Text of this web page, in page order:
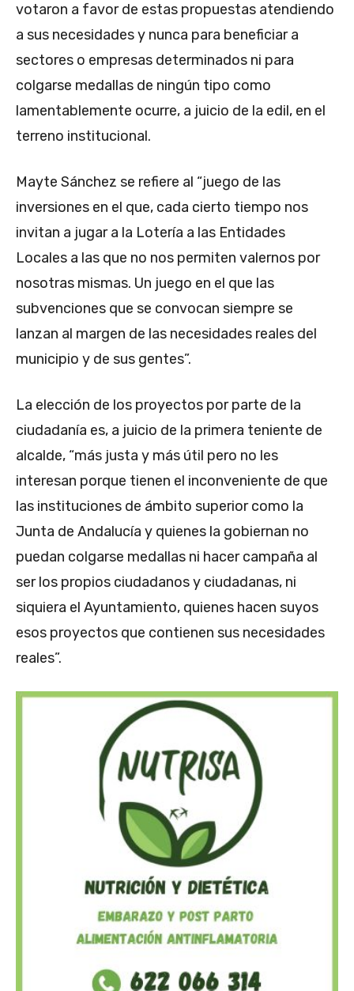
votaron a favor de estas propuestas atendiendo
a sus necesidades y nunca para beneficiar a
sectores o empresas determinados ni para
colgarse medallas de ningún tipo como
lamentablemente ocurre, a juicio de la edil, en el
terreno institucional.
Mayte Sánchez se refiere al “juego de las
inversiones en el que, cada cierto tiempo nos
invitan a jugar a la Lotería a las Entidades
Locales a las que no nos permiten valernos por
nosotras mismas. Un juego en el que las
subvenciones que se convocan siempre se
lanzan al margen de las necesidades reales del
municipio y de sus gentes”.
La elección de los proyectos por parte de la
ciudadanía es, a juicio de la primera teniente de
alcalde, “más justa y más útil pero no les
interesan porque tienen el inconveniente de que
las instituciones de ámbito superior como la
Junta de Andalucía y quienes la gobiernan no
puedan colgarse medallas ni hacer campaña al
ser los propios ciudadanos y ciudadanas, ni
siquiera el Ayuntamiento, quienes hacen suyos
esos proyectos que contienen sus necesidades
reales”.